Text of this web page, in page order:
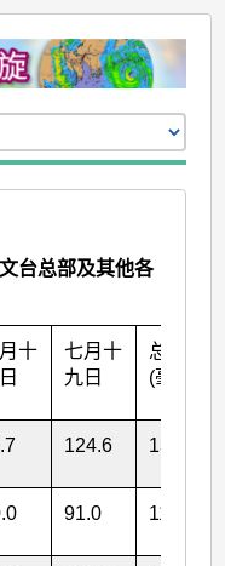
台总部及其他各
十
日
七月十
九日
总雨量
(毫米)
124.6 136.7
91.0 111.0